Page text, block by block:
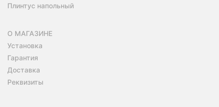
Плинтус напольный
О МАГАЗИНЕ
Установка
Гарантия
Доставка
Реквизиты